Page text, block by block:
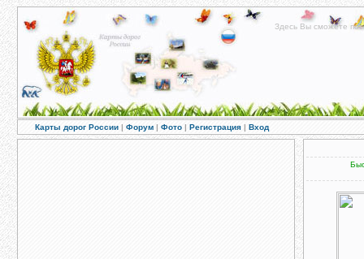
Здесь Вы сможете
Карты дорог России | Форум | Фото | Регистрация | Вход